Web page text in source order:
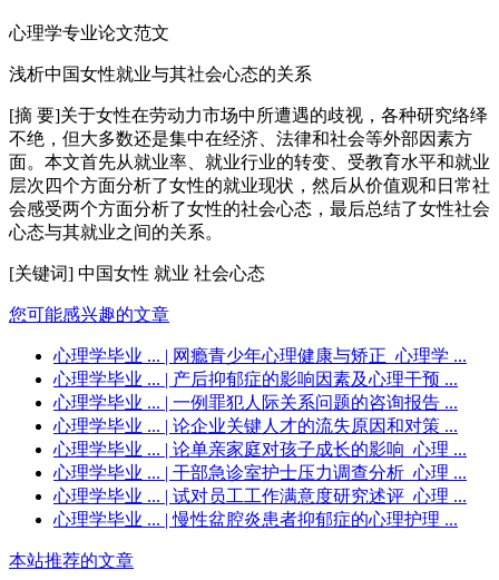
心理学专业论文范文
浅析中国女性就业与其社会心态的关系
[摘 要]关于女性在劳动力市场中所遭遇的歧视，各种研究络绎
不绝，但大多数还是集中在经济、法律和社会等外部因素方
面。本文首先从就业率、就业行业的转变、受教育水平和就业
层次四个方面分析了女性的就业现状，然后从价值观和日常社
会感受两个方面分析了女性的社会心态，最后总结了女性社会
心态与其就业之间的关系。
[关键词] 中国女性 就业 社会心态
您可能感兴趣的文章
心理学毕业 ... | 网瘾青少年心理健康与矫正_心理学 ...
心理学毕业 ... | 产后抑郁症的影响因素及心理干预 ...
心理学毕业 ... | 一例罪犯人际关系问题的咨询报告 ...
心理学毕业 ... | 论企业关键人才的流失原因和对策 ...
心理学毕业 ... | 论单亲家庭对孩子成长的影响_心理 ...
心理学毕业 ... | 干部急诊室护士压力调查分析_心理 ...
心理学毕业 ... | 试对员工工作满意度研究述评_心理 ...
心理学毕业 ... | 慢性盆腔炎患者抑郁症的心理护理 ...
本站推荐的文章